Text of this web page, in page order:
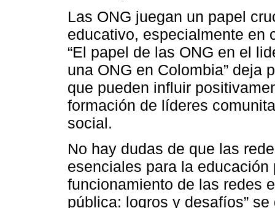
Las ONG juegan un papel
educativo, especialmente en
“El papel de las ONG en el
una ONG en Colombia” deja
que pueden influir
formación de líderes
social.
No hay dudas de que las
esenciales para la
funcionamiento de las redes
pública: logros y desafíos”